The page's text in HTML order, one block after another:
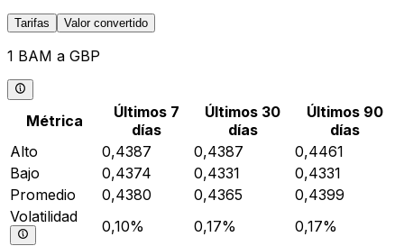
Tarifas Valor convertido
1 BAM a GBP
Métrica
Últimos 7
días
Últimos 30
días
Últimos 90
días
Alto
0,4387 0,4387
0,4461
Bajo
0,4374 0,4331
0,4331
Promedio
0,4380 0,4365
0,4399
Volatilidad
0,10% 0,17% 0,17%